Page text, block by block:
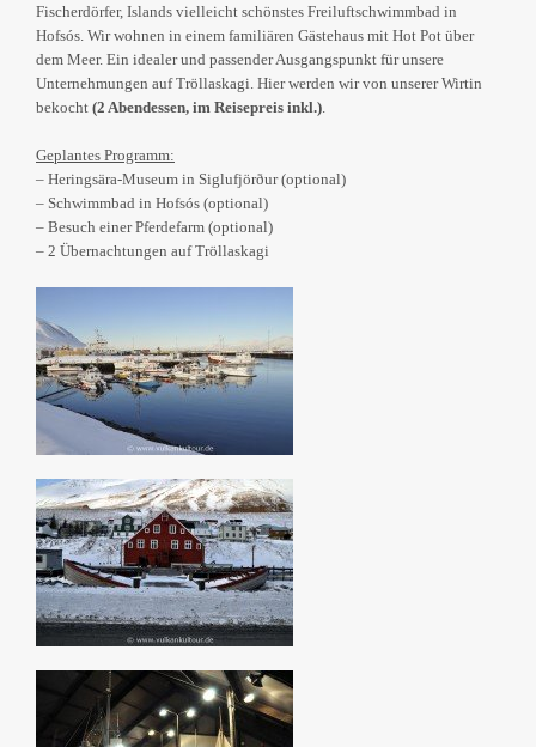
Fischerdörfer, Islands vielleicht schönstes Freiluftschwimmbad in
Hofsós. Wir wohnen in einem familiären Gästehaus mit Hot Pot über
dem Meer. Ein idealer und passender Ausgangspunkt für unsere
Unternehmungen auf Tröllaskagi. Hier werden wir von unserer Wirtin
bekocht (2 Abendessen, im Reisepreis inkl.)
Geplantes Programm:
– Heringsära-Museum in Siglufjörður (optional)
– Schwimmbad in Hofsós (optional)
– Besuch einer Pferdefarm (optional)
– 2 Übernachtungen auf Tröllaskagi